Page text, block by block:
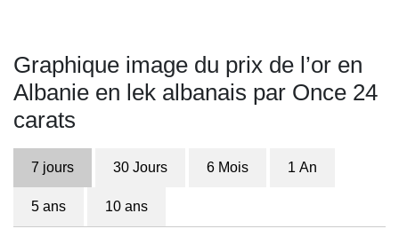
Graphique image du prix de l’or en
Albanie en lek albanais par Once 24
carats
7 jours 30 Jours 6 Mois 1 An
5 ans 10 ans